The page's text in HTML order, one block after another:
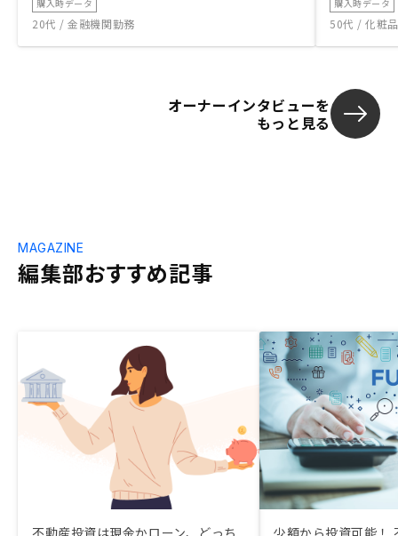
購入時データ
20代 / 金融機関勤務
購入時データ
50代 / 化粧
オーナーインタビューを
もっと見る
編集部おすすめ記事
MAGAZINE
不動産投資は現金かローン、どっち
少額から投資可能！